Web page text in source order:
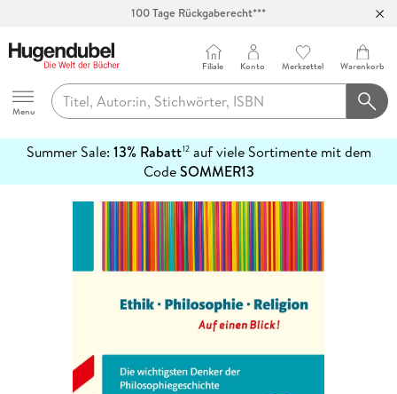
Abholung in über 100 Filialen
Hugendubel
Menu
Filiale Konto Merkzettel Warenkorb
Summer Sale: 13% Rabatt12auf viele Sortimente mit dem
CodeSOMMER13
erfahren